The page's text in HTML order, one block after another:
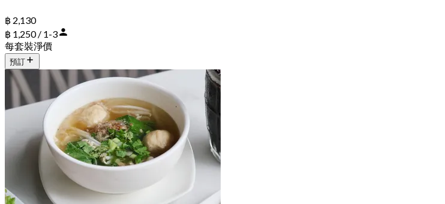
฿ 2,130
฿ 1,250 / 1-3
每套裝淨價
預訂